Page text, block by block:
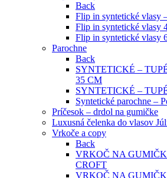
Back
Flip in syntetické vlasy
Flip in syntetické vlasy
Flip in syntetické vlasy
Parochne
Back
SYNTETICKÉ –
35 CM
SYNTETICKÉ –
Syntetické parochne –
Príčesok – drdol na gumičke
Luxusná čelenka do vlasov
Vrkoče a copy
Back
VRKOČ NA
CROFT
VRKOČ NA